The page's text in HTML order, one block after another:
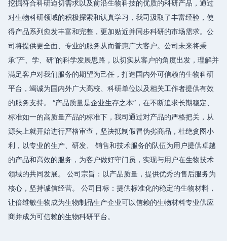
挖掘符合科研迫切需求以及前沿生物科技的优质的科研产品，通过
对生物科研领域的积极探索和认真学习，我司汲取了丰富经验，使
得产品系列愈发丰富和完整，更加贴近并同步科研的市场需求。公
司将提供更全面、专业的服务从而普惠广大客户。公司未来将秉
承“产、学、研”的科学发展思路，以切实从客户的角度出发，理解并
满足客户对我们服务的期望为己任，打造国内外可信赖的生物科研
平台，竭诚为国内外广大高校、科研单位以及相关工作者提供有效
的服务支持。 “产品质量是企业生存之本”，在不断追求长期稳定、
标准如一的高质量产品的标准下，我司通过对产品的严格把关，从
源头上就开始进行严格审查，坚决抵制假冒伪劣商品，杜绝贪图小
利，以专业的生产、研发、 销售和技术服务的队伍为用户提供卓越
的产品和高效的服务，为客户做好守门员，实现与用户在生物技术
领域的共同发展。 公司宗旨：以产品质量，提供优秀的售后服务为
核心，坚持诚信经营。 公司目标：提供标准化的稳定的生物材料，
让倍维敏生物成为生物制品生产企业可以信赖的生物材料专业供应
商并成为可信赖的生物科研平台。